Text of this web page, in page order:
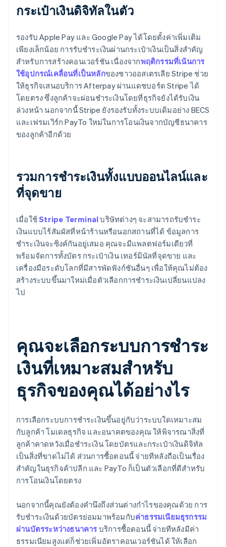
กระเป๋าเงินดิจิทัลในตัว
รองรับ Apple Pay และ Google Pay ได้โดยตั้งค่าเพิ่มเติม
เพียงเล็กน้อย การรับชำระเงินผ่านกระเป๋าเงินเป็นสิ่งสำคัญ
สำหรับการสร้างคอนเวอร์ชัน เนื่องจากพฤติกรรมที่เน้นการ
ใช้อุปกรณ์เคลื่อนที่เป็นหลักของชาวออสเตรเลีย Stripe ช่วย
ให้ธุรกิจเสนอบริการ Afterpay ผ่านแดชบอร์ด Stripe ได้
โดยตรง ซึ่งลูกค้าจะผ่อนชำระเงินโดยที่ธุรกิจยังได้รับเงิน
ล่วงหน้า นอกจากนี้ Stripe ยังรองรับทั้งระบบเดิมอย่าง BECS
และเฟรมเวิร์ก PayTo ใหม่ในการโอนเงินจากบัญชีธนาคาร
ของลูกค้าอีกด้วย
รวมการชำระเงินทั้งแบบออนไลน์และ
ที่จุดขาย
เมื่อใช้Stripe Terminalบริษัทต่างๆ จะสามารถรับชำระ
เงินแบบไร้สัมผัสที่หน้าร้านหรือนอกสถานที่ได้ ข้อมูลการ
ชำระเงินจะซิงค์กันอยู่เสมอ คุณจะมีแพลตฟอร์มเดียวที่
พร้อมจัดการทั้งบัตร กระเป๋าเงิน เทอร์มินัลที่จุดขาย และ
เครื่องมือระดับโลกที่มีสารพัดฟังก์ชันอื่นๆ เพื่อให้คุณไม่ต้อง
สร้างระบบขึ้นมาใหม่เมื่อตัวเลือกการชำระเงินเปลี่ยนแปลง
ไป
คุณจะเลือกระบบการชำระ
เงินที่เหมาะสมสำหรับ
ธุรกิจของคุณได้อย่างไร
การเลือกระบบการชำระเงินขึ้นอยู่กับว่าระบบใดเหมาะสม
กับลูกค้า โมเดลธุรกิจ และอนาคตของคุณ ให้พิจารณาสิ่งที่
ลูกค้าคาดหวังเมื่อชำระเงิน โดยบัตรและกระเป๋าเงินดิจิทัล
เป็นสิ่งที่ขาดไม่ได้ ส่วนการซื้อตอนนี้ จ่ายทีหลังถือเป็นเรื่อง
สำคัญในธุรกิจค้าปลีก และ PayTo ก็เป็นตัวเลือกที่ดีสำหรับ
การโอนเงินโดยตรง
นอกจากนี้คุณยังต้องคำนึงถึงส่วนต่างกำไรของคุณด้วย การ
รับชำระเงินด้วยบัตรย่อมมาพร้อมกับค่าธรรมเนียมธุรกรรม
ผ่านบัตรระหว่างธนาคารบริการซื้อตอนนี้ จ่ายทีหลังมีค่า
ธรรมเนียมสูงแต่ก็ช่วยเพิ่มอัตราคอนเวอร์ชันได้ ให้เลือก